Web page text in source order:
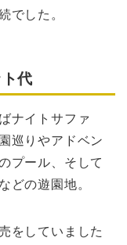
でした。
代
ナイトサファ
巡りやアドベン
プール、そして
どの遊園地。
をしていました